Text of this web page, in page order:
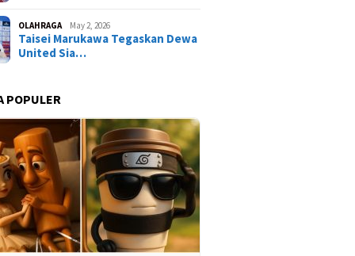
OLAHRAGA May 2, 2026
Taisei Marukawa Tegaskan Dewa
United Sia…
POPULER